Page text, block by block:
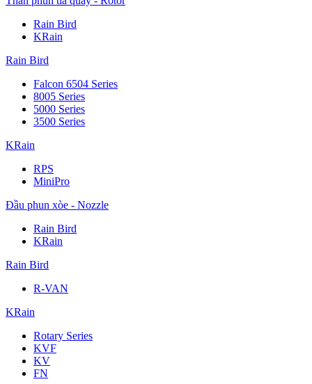
Rain Bird
KRain
Rain Bird
Falcon 6504 Series
8005 Series
5000 Series
3500 Series
KRain
RPS
MiniPro
Đầu phun xòe - Nozzle
Rain Bird
KRain
Rain Bird
R-VAN
KRain
Rotary Series
KVF
KV
FN